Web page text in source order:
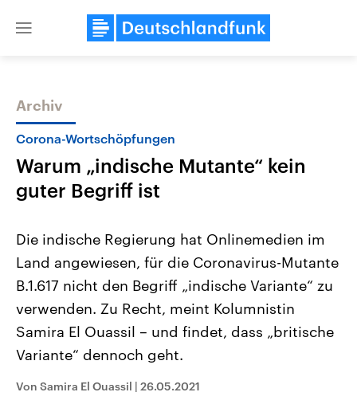
Close
Themen
Landtagswahl Sachsen-Anhalt
2026
Alle Informationen
Sachsen-Anhalt wählt am 6.
September 2026 einen neuen
Landtag. Seit 2021 wird das
Bundesland von einer Koalition aus
CDU, SPD und FDP regiert.-
Umfragen, Prognosen,
Wahlprogramme, aktuelle Berichte
USA
Aktuelle Beiträge,
Hintergründe
Wirtschaftlich und
gehören die Vereinigten
den mächtigsten Ländern
Archiv
Corona-Wortschöpfungen
Warum „indische Mutante“ kein
guter Begriff ist
Die indische Regierung hat Onlinemedien im
Land angewiesen, für die Coronavirus-Mutante
B.1.617 nicht den Begriff „indische Variante“ zu
verwenden. Zu Recht, meint Kolumnistin
Samira El Ouassil – und findet, dass „britische
Variante“ dennoch geht.
Von Samira El Ouassil | 26.05.2021